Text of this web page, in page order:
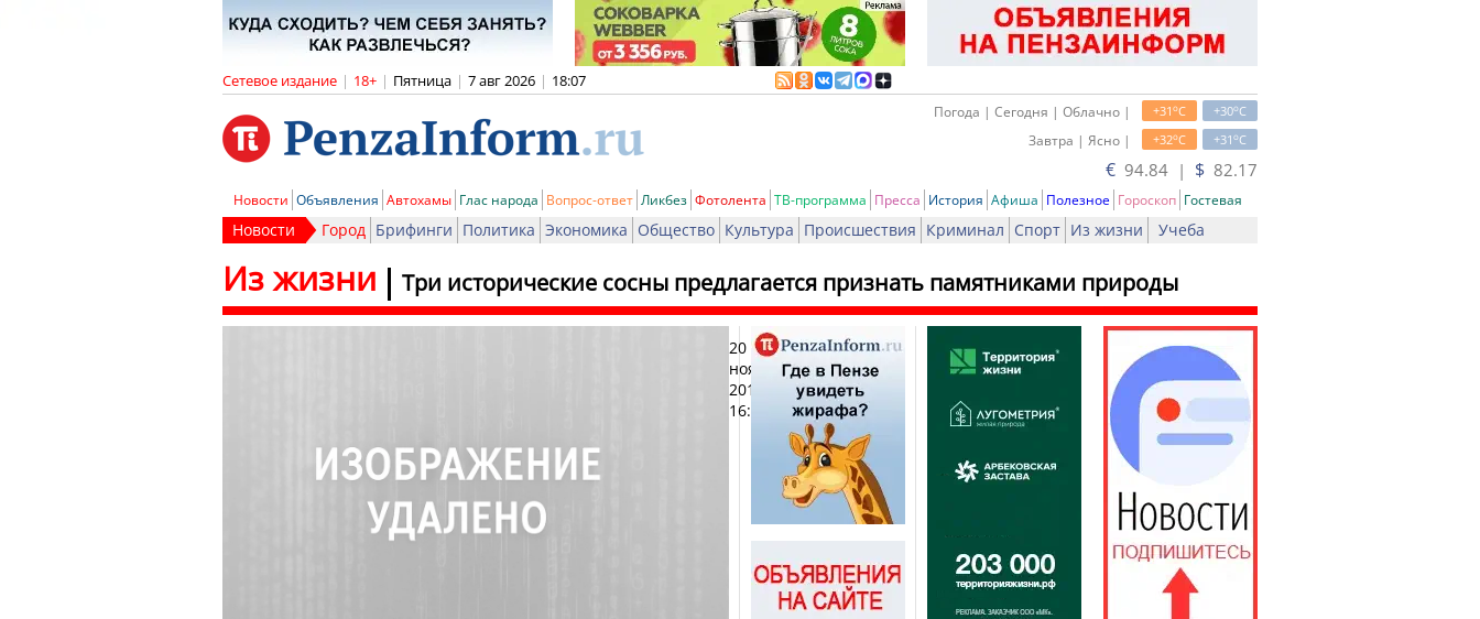
Сетевое издание | 18+ | Пятница | 7 авг 2026 | 18:07
+30oC
+31oC
Погода | Сегодня | Облачно |
+31oC
+32oC
Завтра | Ясно |
€ 94.84 | $ 82.17
Новости Объявления Автохамы Глас народа Вопрос-ответ Ликбез Фотолента ТВ-программа Пресса История Афиша Полезное Гороскоп Гостевая
Новости Город Брифинги Политика Экономика Общество Культура Происшествия Криминал Спорт Из жизни Учеба
Три исторические сосны предлагается признать памятниками природы
Из жизни
20
ноября
2012,
16:23
Печать